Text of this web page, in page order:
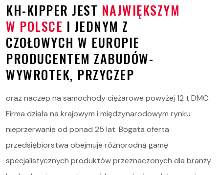
KH-KIPPER JEST NAJWIĘKSZYM
W POLSCE I JEDNYM Z
CZOŁOWYCH W EUROPIE
PRODUCENTEM ZABUDÓW-
WYWROTEK, PRZYCZEP
oraz naczep na samochody ciężarowe powyżej 12 t DMC.
Firma działa na krajowym i międzynarodowym rynku
nieprzerwanie od ponad 25 lat. Bogata oferta
przedsiębiorstwa obejmuje różnorodną gamę
specjalistycznych produktów przeznaczonych dla branży